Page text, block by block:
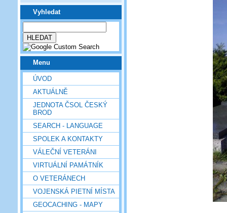
Vyhledat
Menu
ÚVOD
AKTUÁLNĚ
JEDNOTA ČSOL ČESKÝ
BROD
SEARCH - LANGUAGE
SPOLEK A KONTAKTY
VÁLEČNÍ VETERÁNI
VIRTUÁLNÍ PAMÁTNÍK
O VETERÁNECH
VOJENSKÁ PIETNÍ MÍSTA
GEOCACHING - MAPY